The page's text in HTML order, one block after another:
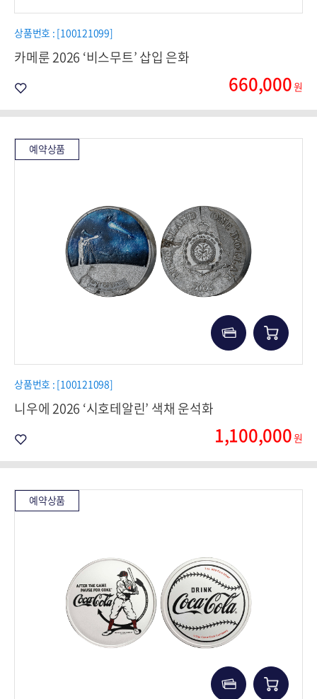
상품번호 : [100121099]
카메룬 2026 ‘비스무트’ 삽입 은화
660,000원
예약상품
상품번호 : [100121098]
니우에 2026 ‘시호테알린’ 색채 운석화
1,100,000원
예약상품